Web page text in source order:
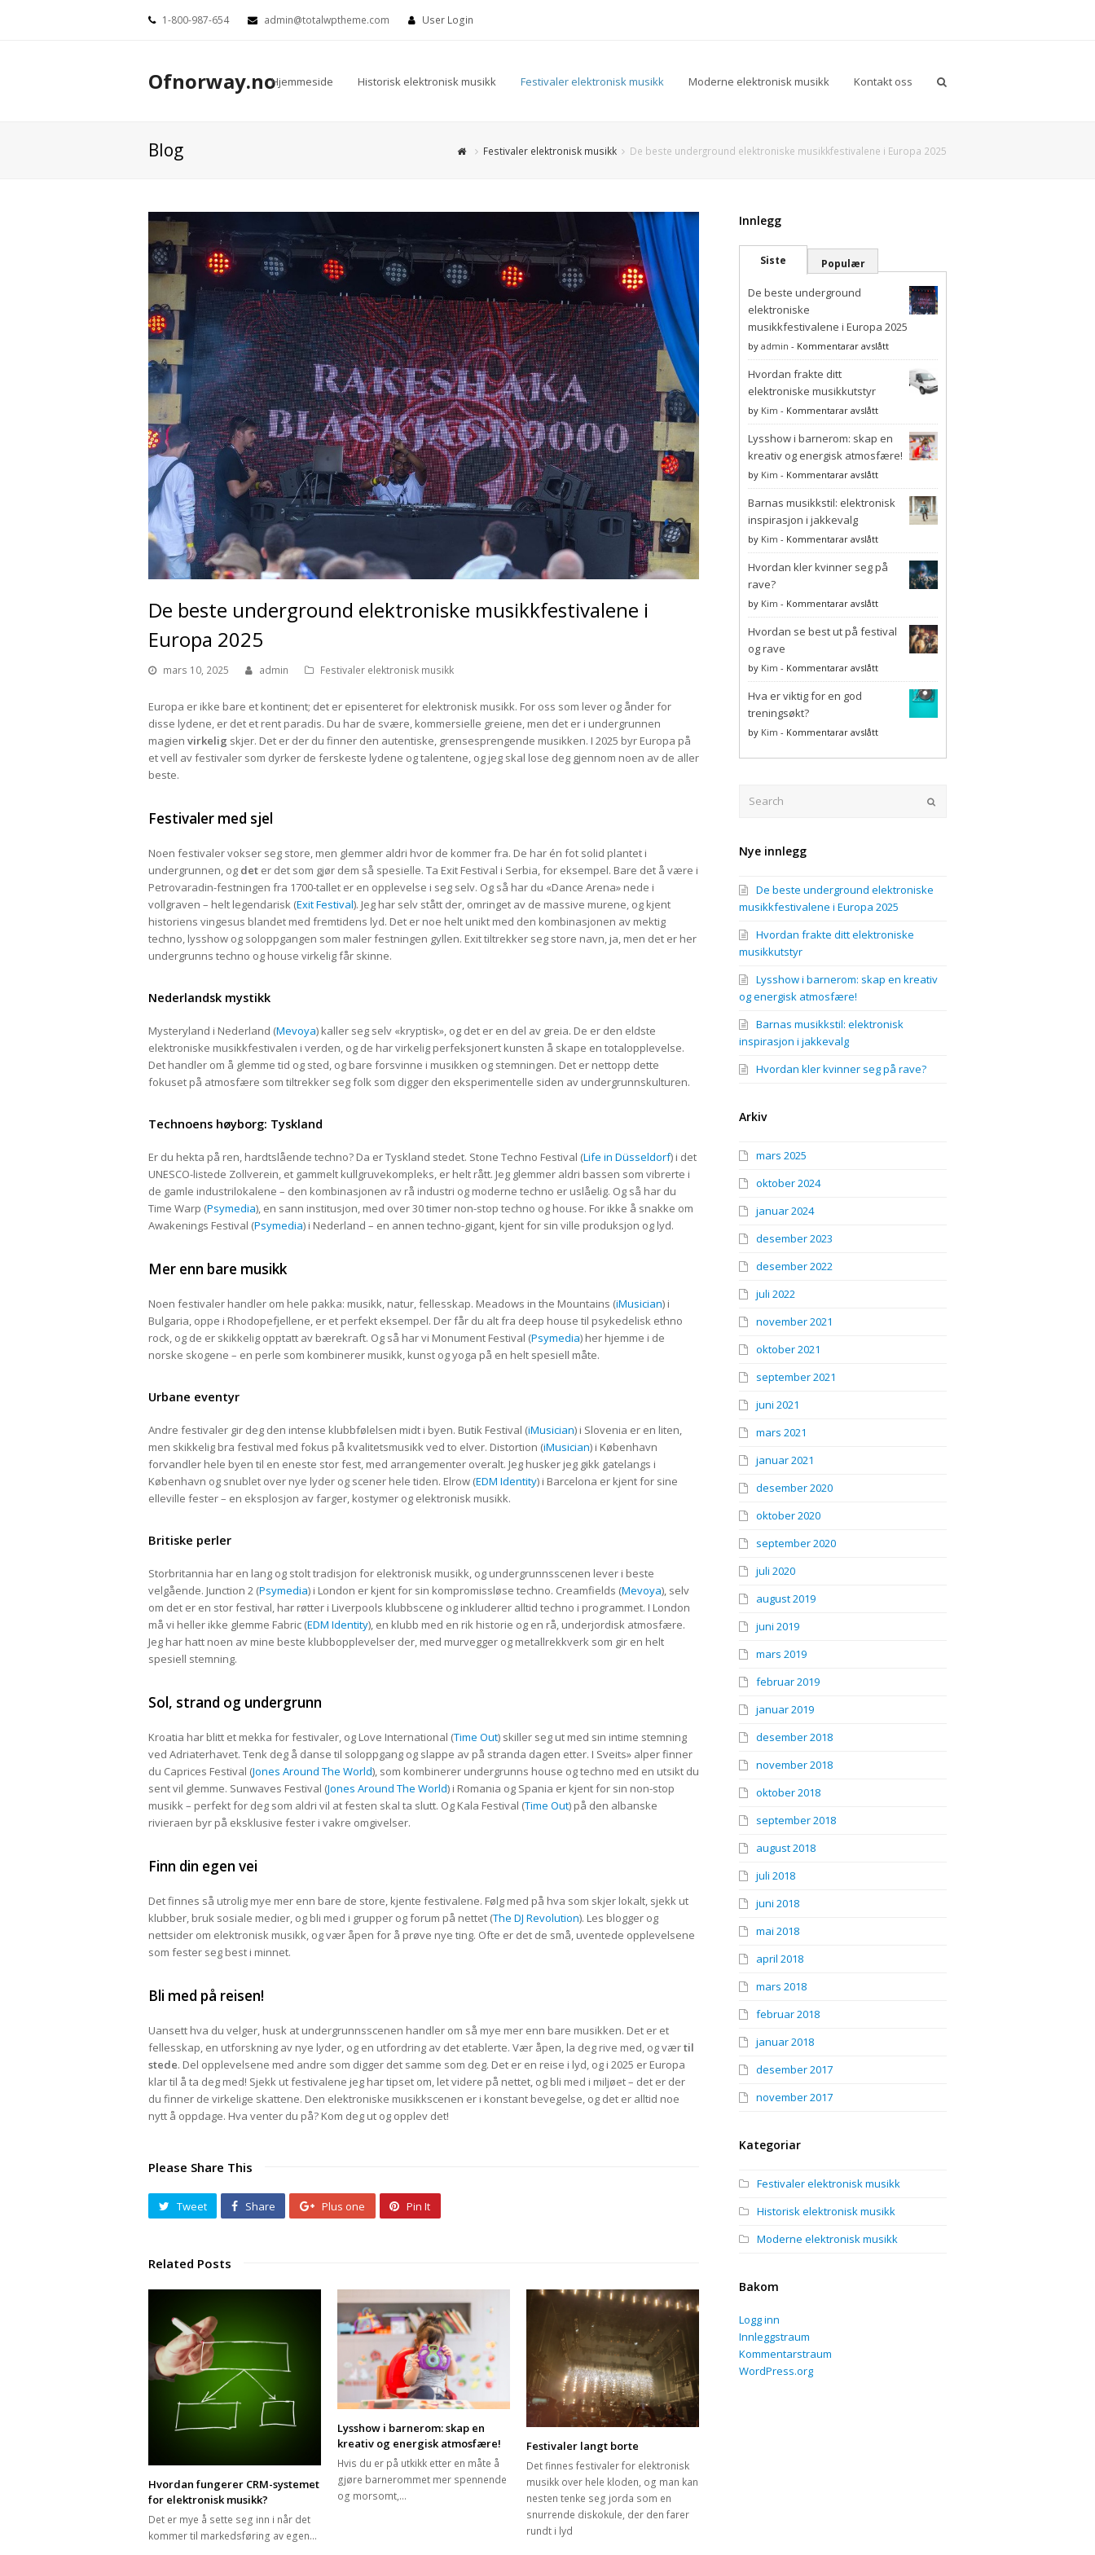
1-800-987-654 admin@totalwptheme.com User Login
Ofnorway.noHjemmeside Historisk elektronisk musikk Festivaler elektronisk musikk Moderne elektronisk musikk Kontakt oss
Blog Festivaler elektronisk musikk De beste underground elektroniske musikkfestivalene i Europa 2025
De beste underground elektroniske musikkfestivalene i
Europa 2025
mars 10, 2025 admin Festivaler elektronisk musikk
Europa er ikke bare et kontinent; det er episenteret for elektronisk musikk. For oss som lever og ånder for
disse lydene, er det et rent paradis. Du har de svære, kommersielle greiene, men det er i undergrunnen
magien virkelig skjer. Det er der du finner den autentiske, grensesprengende musikken. I 2025 byr Europa på
et vell av festivaler som dyrker de ferskeste lydene og talentene, og jeg skal lose deg gjennom noen av de aller
beste.
Festivaler med sjel
Noen festivaler vokser seg store, men glemmer aldri hvor de kommer fra. De har én fot solid plantet i
undergrunnen, og det er det som gjør dem så spesielle. Ta Exit Festival i Serbia, for eksempel. Bare det å være i
Petrovaradin-festningen fra 1700-tallet er en opplevelse i seg selv. Og så har du «Dance Arena» nede i
vollgraven – helt legendarisk (Exit Festival). Jeg har selv stått der, omringet av de massive murene, og kjent
historiens vingesus blandet med fremtidens lyd. Det er noe helt unikt med den kombinasjonen av mektig
techno, lysshow og soloppgangen som maler festningen gyllen. Exit tiltrekker seg store navn, ja, men det er her
undergrunns techno og house virkelig får skinne.
Nederlandsk mystikk
Mysteryland i Nederland (Mevoya) kaller seg selv «kryptisk», og det er en del av greia. De er den eldste
elektroniske musikkfestivalen i verden, og de har virkelig perfeksjonert kunsten å skape en totalopplevelse.
Det handler om å glemme tid og sted, og bare forsvinne i musikken og stemningen. Det er nettopp dette
fokuset på atmosfære som tiltrekker seg folk som digger den eksperimentelle siden av undergrunnskulturen.
Technoens høyborg: Tyskland
Er du hekta på ren, hardtslående techno? Da er Tyskland stedet. Stone Techno Festival (Life in Düsseldorf) i det
UNESCO-listede Zollverein, et gammelt kullgruvekompleks, er helt rått. Jeg glemmer aldri bassen som vibrerte i
de gamle industrilokalene – den kombinasjonen av rå industri og moderne techno er uslåelig. Og så har du
Time Warp (Psymedia), en sann institusjon, med over 30 timer non-stop techno og house. For ikke å snakke om
Awakenings Festival (Psymedia) i Nederland – en annen techno-gigant, kjent for sin ville produksjon og lyd.
Mer enn bare musikk
Noen festivaler handler om hele pakka: musikk, natur, fellesskap. Meadows in the Mountains (iMusician) i
Bulgaria, oppe i Rhodopefjellene, er et perfekt eksempel. Der får du alt fra deep house til psykedelisk ethno
rock, og de er skikkelig opptatt av bærekraft. Og så har vi Monument Festival (Psymedia) her hjemme i de
norske skogene – en perle som kombinerer musikk, kunst og yoga på en helt spesiell måte.
Urbane eventyr
Andre festivaler gir deg den intense klubbfølelsen midt i byen. Butik Festival (iMusician) i Slovenia er en liten,
men skikkelig bra festival med fokus på kvalitetsmusikk ved to elver. Distortion (iMusician) i København
forvandler hele byen til en eneste stor fest, med arrangementer overalt. Jeg husker jeg gikk gatelangs i
København og snublet over nye lyder og scener hele tiden. Elrow (EDM Identity) i Barcelona er kjent for sine
elleville fester – en eksplosjon av farger, kostymer og elektronisk musikk.
Britiske perler
Storbritannia har en lang og stolt tradisjon for elektronisk musikk, og undergrunnsscenen lever i beste
velgående. Junction 2 (Psymedia) i London er kjent for sin kompromissløse techno. Creamfields (Mevoya), selv
om det er en stor festival, har røtter i Liverpools klubbscene og inkluderer alltid techno i programmet. I London
må vi heller ikke glemme Fabric (EDM Identity), en klubb med en rik historie og en rå, underjordisk atmosfære.
Jeg har hatt noen av mine beste klubbopplevelser der, med murvegger og metallrekkverk som gir en helt
spesiell stemning.
Sol, strand og undergrunn
Kroatia har blitt et mekka for festivaler, og Love International (Time Out) skiller seg ut med sin intime stemning
ved Adriaterhavet. Tenk deg å danse til soloppgang og slappe av på stranda dagen etter. I Sveits» alper finner
du Caprices Festival (Jones Around The World), som kombinerer undergrunns house og techno med en utsikt du
sent vil glemme. Sunwaves Festival (Jones Around The World) i Romania og Spania er kjent for sin non-stop
musikk – perfekt for deg som aldri vil at festen skal ta slutt. Og Kala Festival (Time Out) på den albanske
rivieraen byr på eksklusive fester i vakre omgivelser.
Finn din egen vei
Det finnes så utrolig mye mer enn bare de store, kjente festivalene. Følg med på hva som skjer lokalt, sjekk ut
klubber, bruk sosiale medier, og bli med i grupper og forum på nettet (The DJ Revolution). Les blogger og
nettsider om elektronisk musikk, og vær åpen for å prøve nye ting. Ofte er det de små, uventede opplevelsene
som fester seg best i minnet.
Bli med på reisen!
Uansett hva du velger, husk at undergrunnsscenen handler om så mye mer enn bare musikken. Det er et
fellesskap, en utforskning av nye lyder, og en utfordring av det etablerte. Vær åpen, la deg rive med, og værtil
stede. Del opplevelsene med andre som digger det samme som deg. Det er en reise i lyd, og i 2025 er Europa
klar til å ta deg med! Sjekk ut festivalene jeg har tipset om, let videre på nettet, og bli med i miljøet – det er der
du finner de virkelige skattene. Den elektroniske musikkscenen er i konstant bevegelse, og det er alltid noe
nytt å oppdage. Hva venter du på? Kom deg ut og opplev det!
Please Share This
Tweet Share Plus one Pin It
Related Posts
Hvordan fungerer CRM-systemet
for elektronisk musikk?
Det er mye å sette seg inn i når det
kommer til markedsføring av egen…
Lysshow i barnerom: skap en
kreativ og energisk atmosfære!
Hvis du er på utkikk etter en måte å
gjøre barnerommet mer spennende
og morsomt,…
Festivaler langt borte
Det finnes festivaler for elektronisk
musikk over hele kloden, og man kan
nesten tenke seg jorda som en
snurrende diskokule, der den farer
rundt i lyd
Innlegg
Siste Populær
De beste underground
elektroniske
musikkfestivalene i Europa 2025
byadmin - Kommentarar avslåttpå
De
beste
underground
Europa
2025
Hvordan frakte ditt
elektroniske musikkutstyr
by Kim - Kommentarar avslåttpå
Hvordan
frakte
ditt
musikkutstyr
Lysshow i barnerom: skap en
kreativ og energisk atmosfære!
by Kim - Kommentarar avslåttpå
Lysshow
i
barnerom:
en
kreativ
energisk
atmosfære!
Barnas musikkstil: elektronisk
inspirasjon i jakkevalg
by Kim - Kommentarar avslåttpå
Barnas
musikkstil:
elektronisk
i
jakkevalg
Hvordan kler kvinner seg på
rave?
by Kim - Kommentarar avslåttpå
Hvordan
kler
kvinner
på
Hvordan se best ut på festival
og rave
by Kim - Kommentarar avslåttpå
Hvordan
på
Hva er viktig for en god
treningsøkt?
by Kim - Kommentarar avslåttpå
er
Nye innlegg
De beste underground elektroniske
musikkfestivalene i Europa 2025
Hvordan frakte ditt elektroniske
musikkutstyr
Lysshow i barnerom: skap en kreativ
og energisk atmosfære!
Barnas musikkstil: elektronisk
inspirasjon i jakkevalg
Hvordan kler kvinner seg på rave?
Arkiv
mars 2025
oktober 2024
januar 2024
desember 2023
desember 2022
juli 2022
november 2021
oktober 2021
september 2021
juni 2021
mars 2021
januar 2021
desember 2020
oktober 2020
september 2020
juli 2020
august 2019
juni 2019
mars 2019
februar 2019
januar 2019
desember 2018
november 2018
oktober 2018
september 2018
august 2018
juli 2018
juni 2018
mai 2018
april 2018
mars 2018
februar 2018
januar 2018
desember 2017
november 2017
Kategoriar
Festivaler elektronisk musikk
Historisk elektronisk musikk
Moderne elektronisk musikk
Bakom
Logg inn
Innleggstraum
Kommentarstraum
WordPress.org